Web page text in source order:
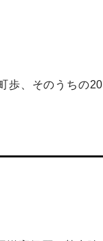
歩、そのうちの